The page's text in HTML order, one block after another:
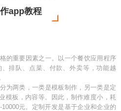
app教程
的重要因素之一。以一个餐饮应用程序
排队、点菜、付款、外卖等，功能越
为两类，一类是模板制作，另一类是定
模板，内容等。因此，制作难度小，耗
元。定制开发是基于企业和企业的